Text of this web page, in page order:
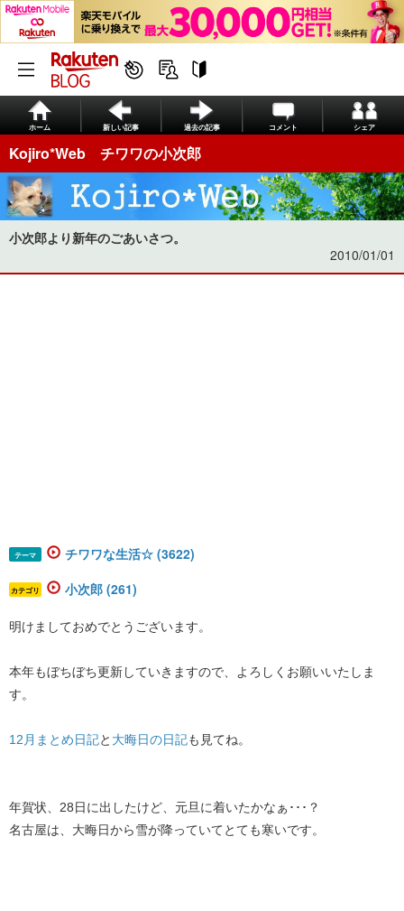
ホーム 新しい記事 過去の記事 コメント シェア
Kojiro*Web チワワの小次郎
小次郎より新年のごあいさつ。
2010/01/01
テーマ チワワな生活☆ (3622)
カテゴリ 小次郎 (261)
明けましておめでとうございます。
本年もぼちぼち更新していきますので、よろしくお願いいたしま
す。
12月まとめ日記と 大晦日の日記も見てね。
年賀状、28日に出したけど、元旦に着いたかなぁ･･･？
名古屋は、大晦日から雪が降っていてとても寒いです。